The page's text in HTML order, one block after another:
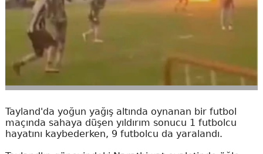
Tayland'da yoğun yağış altında oynanan bir futbol
maçında sahaya düşen yıldırım sonucu 1 futbolcu
hayatını kaybederken, 9 futbolcu da yaralandı.